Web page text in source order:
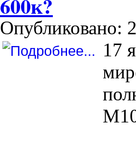
Опубликовано:
17